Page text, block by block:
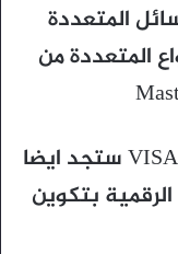
المتعددة
المتعددة من
وأيضا الانواع المتعددة من الفيزا VISA ستجد ايضا
بتكوين